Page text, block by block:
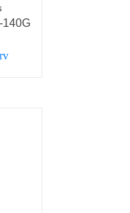
kr..
pris
140G